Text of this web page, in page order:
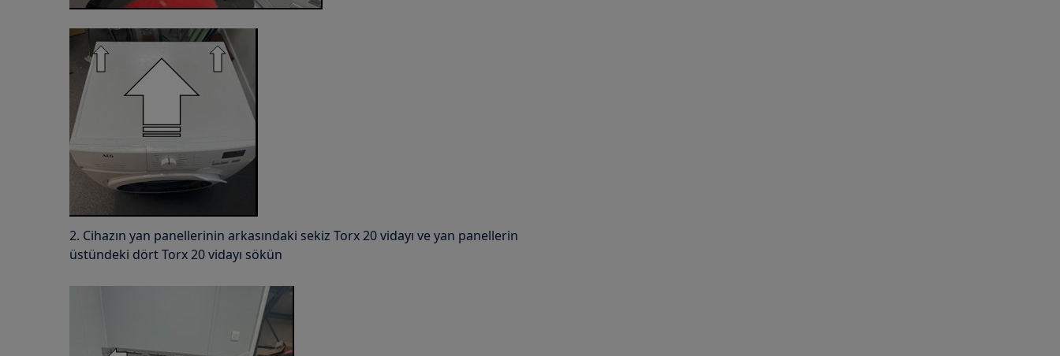
2. Cihazın yan panellerinin arkasındaki sekiz Torx 20 vidayı ve yan panellerin
üstündeki dört Torx 20 vidayı sökün